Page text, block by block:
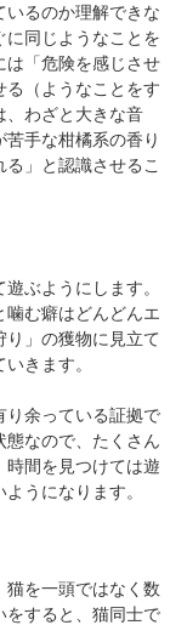
るのか理解できな
に同じようなことを
は「危険を感じさせ
る（ようなことをす
、わざと大きな音
苦手な柑橘系の香り
」と認識させるこ
ぶようにします。
む癖はどんどんエ
り」の獲物に見立て
きます。
り余っている証拠で
態なので、たくさん
間を見つけては遊
うになります。
猫を一頭ではなく数
をすると、猫同士で
ォロー
る